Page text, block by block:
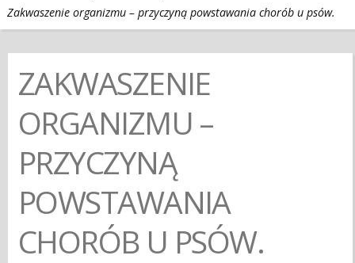
Zakwaszenie organizmu – przyczyną powstawania chorób u psów.
ZAKWASZENIE
ORGANIZMU –
PRZYCZYNĄ
POWSTAWANIA
CHORÓB U PSÓW.